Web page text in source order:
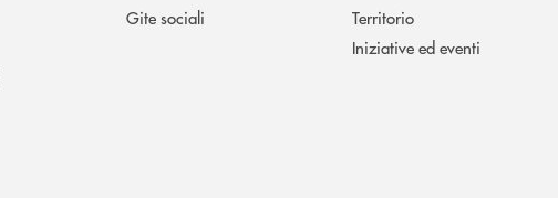
Gite sociali
Territorio
Iniziative ed eventi